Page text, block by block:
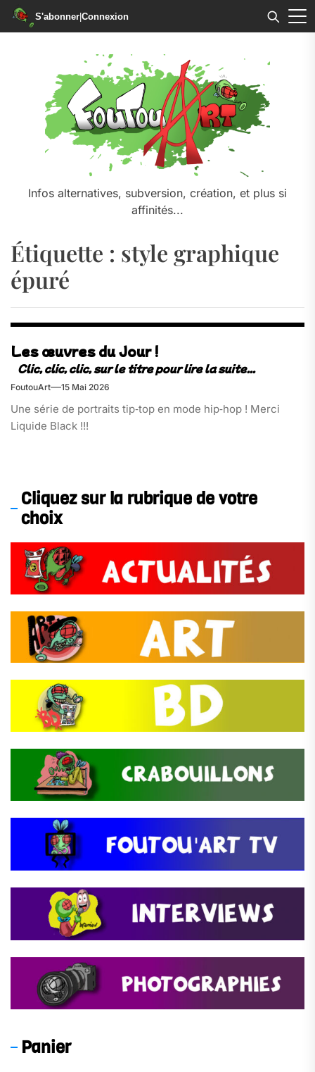
S'abonner|Connexion
Infos alternatives, subversion, création, et plus si
affinités...
Étiquette : style graphique
épuré
Les œuvres du Jour !
FoutouArt 15 Mai 2026
Une série de portraits tip‑top en mode hip‑hop ! Merci
Liquide Black !!!
Cliquez sur la rubrique de votre
choix
Panier